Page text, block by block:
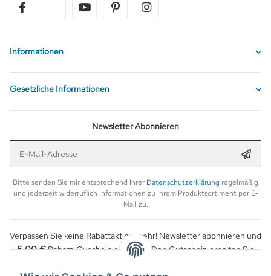
twitter youtube pinterest
Informationen
Gesetzliche Informationen
Newsletter Abonnieren
Bitte senden Sie mir entsprechend Ihrer Datenschutzerklärung regelmäßig
und jederzeit widerruflich Informationen zu Ihrem Produktsortiment per E-
Mail zu.
Verpassen Sie keine Rabattaktion mehr! Newsletter abonnieren und
5,00 €Rabatt-Guschein erhalten. Den Gutschein erhalten Sie
per Email nach der erfolgreichen Bestätigung Ihrer Email-Adresse.